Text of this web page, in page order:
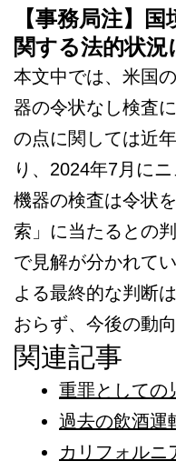
【事務局注】
関する法的状況
本文中では、米国
器の令状なし検査
の点に関しては近
り、2024年7月に
機器の検査は令状
索」に当たるとの
で見解が分かれて
よる最終的な判断
おらず、今後の動
関連記事
重罪としての
過去の飲酒運
カリフォルニ